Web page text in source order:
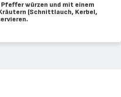
würzen und mit einem
(Schnittlauch, Kerbel,